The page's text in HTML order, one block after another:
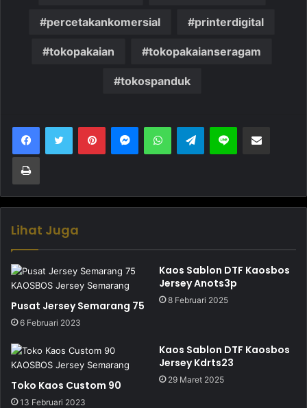
percetakankomersial printerdigital
tokopakaian tokopakaianseragam
tokospanduk
Telegram
Lihat Juga
Pusat Jersey Semarang 75
6 Februari 2023
Kaos Sablon DTF Kaosbos
Jersey Anots3p
8 Februari 2025
Toko Kaos Custom 90
13 Februari 2023
Kaos Sablon DTF Kaosbos
Jersey Kdrts23
29 Maret 2025